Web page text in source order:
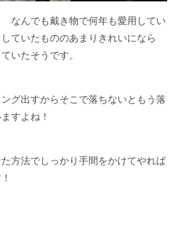
なんでも戴き物で何年も愛用してい
ていたもののあまりきれいになら
いたそうです。
グ出すからそこで落ちないともう落
すよね！
方法でしっかり手間をかけてやれば